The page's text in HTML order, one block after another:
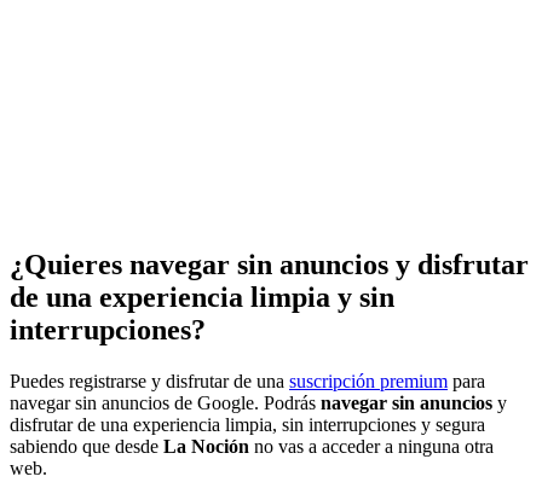
¿Quieres navegar sin anuncios y disfrutar
de una experiencia limpia y sin
interrupciones?
Puedes registrarse y disfrutar de una suscripción premium para
navegar sin anuncios de Google. Podrás navegar sin anuncios y
disfrutar de una experiencia limpia, sin interrupciones y segura
sabiendo que desde La Noción no vas a acceder a ninguna otra
web.